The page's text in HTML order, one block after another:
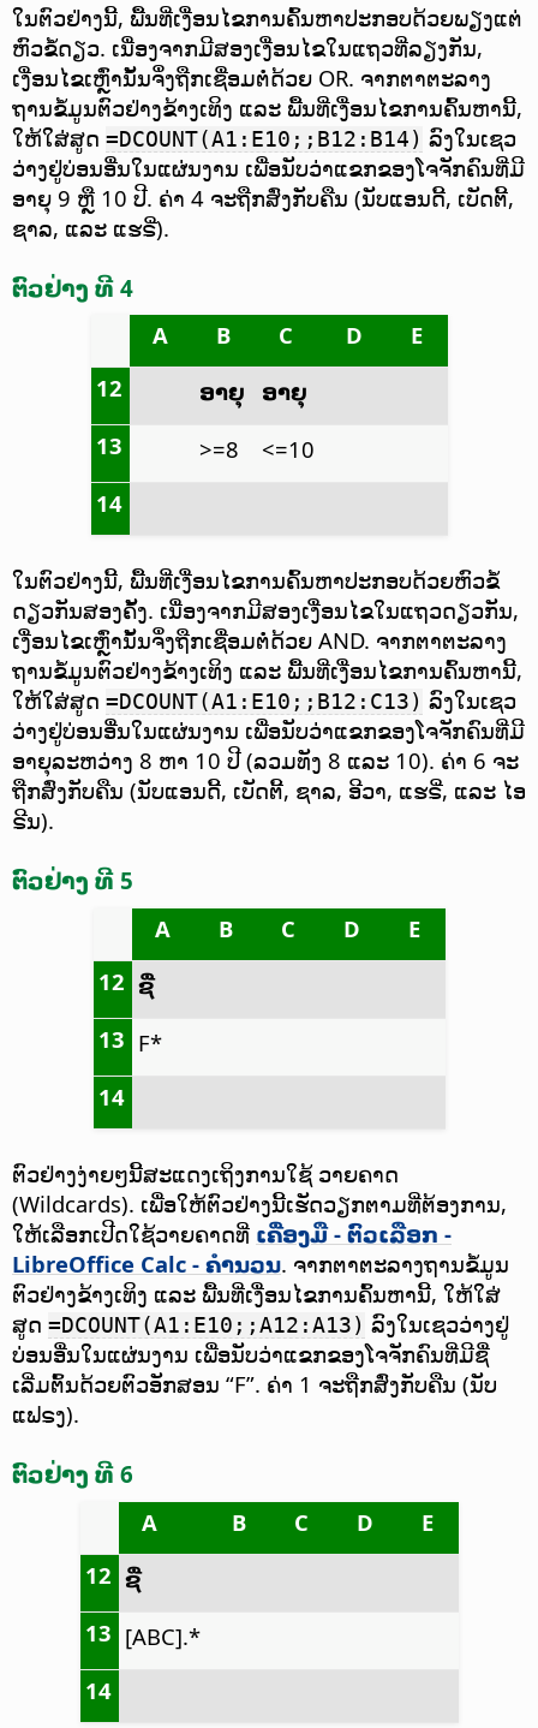
ໃນຕົວຢ່າງນີ້, ພື້ນທີ່ເງື່ອນໄຂການຄົ້ນຫາປະກອບດ້ວຍພຽງແຕ່
ຫົວຂໍ້ດຽວ. ເນື່ອງຈາກມີສອງເງື່ອນໄຂໃນແຖວທີ່ລຽງກັນ,
ເງື່ອນໄຂເຫຼົ່ານັ້ນຈຶ່ງຖືກເຊື່ອມຕໍ່ດ້ວຍ OR. ຈາກຕາຕະລາງ
ຖານຂໍ້ມູນຕົວຢ່າງຂ້າງເທິງ ແລະ ພື້ນທີ່ເງື່ອນໄຂການຄົ້ນຫານີ້,
ໃຫ້ໃສ່ສູດ =DCOUNT(A1:E10;;B12:B14) ລົງໃນເຊວ
ວ່າງຢູ່ບ່ອນອື່ນໃນແຜ່ນງານ ເພື່ອນັບວ່າແຂກຂອງໂຈຈັກຄົນທີ່ມີ
ອາຍຸ 9 ຫຼື 10 ປີ. ຄ່າ 4 ຈະຖືກສົ່ງກັບຄືນ (ນັບແອນດີ້, ເບັດຕີ້,
ຊາລ, ແລະ ແຮຣີ່).
ຕົວຢ່າງ ທີ 4
A
B C D
E
12
ອາຍຸ
ອາຍຸ
13
>=8
<=10
14
ໃນຕົວຢ່າງນີ້, ພື້ນທີ່ເງື່ອນໄຂການຄົ້ນຫາປະກອບດ້ວຍຫົວຂໍ້
ດຽວກັນສອງຄັ້ງ. ເນື່ອງຈາກມີສອງເງື່ອນໄຂໃນແຖວດຽວກັນ,
ເງື່ອນໄຂເຫຼົ່ານັ້ນຈຶ່ງຖືກເຊື່ອມຕໍ່ດ້ວຍ AND. ຈາກຕາຕະລາງ
ຖານຂໍ້ມູນຕົວຢ່າງຂ້າງເທິງ ແລະ ພື້ນທີ່ເງື່ອນໄຂການຄົ້ນຫານີ້,
ໃຫ້ໃສ່ສູດ =DCOUNT(A1:E10;;B12:C13) ລົງໃນເຊວ
ວ່າງຢູ່ບ່ອນອື່ນໃນແຜ່ນງານ ເພື່ອນັບວ່າແຂກຂອງໂຈຈັກຄົນທີ່ມີ
ອາຍຸລະຫວ່າງ 8 ຫາ 10 ປີ (ລວມທັງ 8 ແລະ 10). ຄ່າ 6 ຈະ
ຖືກສົ່ງກັບຄືນ (ນັບແອນດີ້, ເບັດຕີ້, ຊາລ, ອີວາ, ແຮຣີ່, ແລະ ໄອ
ຣີນ).
ຕົວຢ່າງ ທີ 5
A
B C D
E
12 ຊື່
13 F*
14
ຕົວຢ່າງງ່າຍໆນີ້ສະແດງເຖິງການໃຊ້ ວາຍຄາດ
(Wildcards). ເພື່ອໃຫ້ຕົວຢ່າງນີ້ເຮັດວຽກຕາມທີ່ຕ້ອງການ,
ໃຫ້ເລືອກເປີດໃຊ້ວາຍຄາດທີ່ ເຄື່ອງມື - ຕົວເລືອກ -
LibreOffice Calc - ຄຳນວນ. ຈາກຕາຕະລາງຖານຂໍ້ມູນ
ຕົວຢ່າງຂ້າງເທິງ ແລະ ພື້ນທີ່ເງື່ອນໄຂການຄົ້ນຫານີ້, ໃຫ້ໃສ່
ສູດ =DCOUNT(A1:E10;;A12:A13) ລົງໃນເຊວວ່າງຢູ່
ບ່ອນອື່ນໃນແຜ່ນງານ ເພື່ອນັບວ່າແຂກຂອງໂຈຈັກຄົນທີ່ມີຊື່
ເລີ່ມຕົ້ນດ້ວຍຕົວອັກສອນ “F”. ຄ່າ 1 ຈະຖືກສົ່ງກັບຄືນ (ນັບ
ແຟຣງ).
ຕົວຢ່າງ ທີ 6
A
B C D
E
12 ຊື່
13 [ABC].*
14